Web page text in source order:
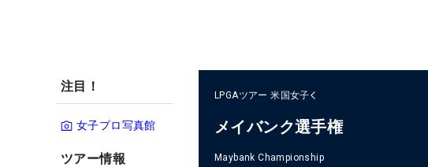
注目！
女子プロ写真館
ツアー情報
LPGAツアー 米国女子
メイバンク選手権
Maybank Championship